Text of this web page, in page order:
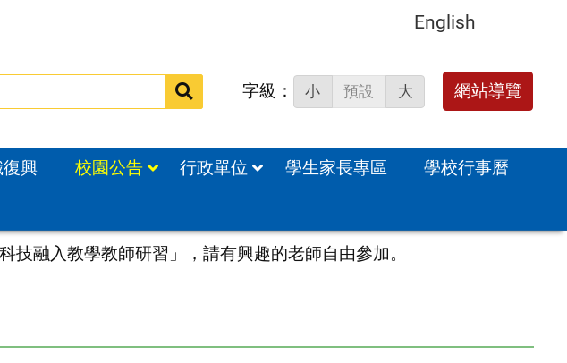
English
搜
字級： 小 預設 大 網站導覽
興 校園公告 行政單位 學生家長專區
學校行事曆
融入教學教師研習」，請有興趣的老師自由參加。